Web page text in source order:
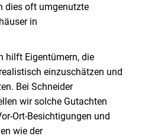
dies oft umgenutzte
in
hilft Eigentümern, die
einzuschätzen und
Bei Schneider
wir solche Gutachten
Ort-Besichtigungen und
wie der